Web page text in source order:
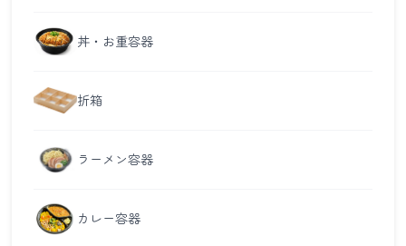
丼・お重容器
折箱
ラーメン容器
カレー容器